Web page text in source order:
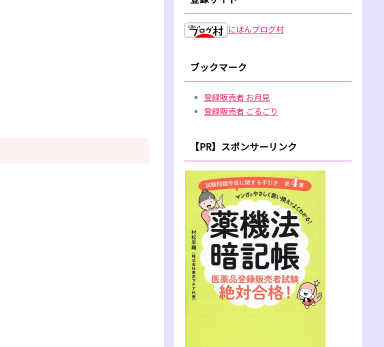
にほんブログ村
ブックマーク
登録販売者 お月見
登録販売者 ごるごり
【PR】スポンサーリンク